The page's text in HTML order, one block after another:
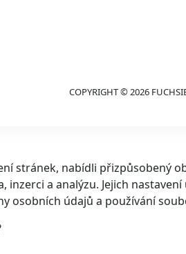
COPYRIGHT © 2026
stránek, nabídli přizpůsobený
inzerci a analýzu. Jejich
osobních údajů a používání